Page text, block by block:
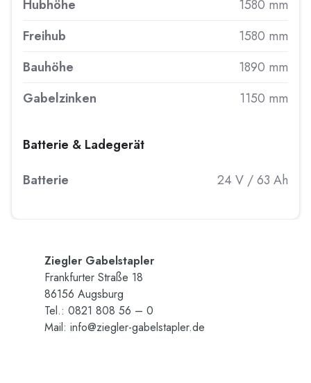
Hubhöhe
1580 mm
Freihub
1580 mm
Bauhöhe
1890 mm
Gabelzinken
1150 mm
Batterie & Ladegerät
Batterie
24 V / 63 Ah
Zieg­ler Ga­bel­stap­ler
Frank­fur­ter Stra­ße 18
86156 Augs­burg
Tel.: 0821 808 56 – 0
Mail: info@​ziegler-​gabelstapler.​de